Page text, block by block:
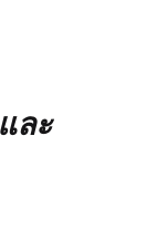
ละ